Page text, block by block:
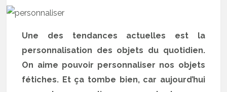
Une des tendances actuelles est la
personnalisation des objets du quotidien.
On aime pouvoir personnaliser nos objets
fétiches. Et ça tombe bien, car aujourd’hui